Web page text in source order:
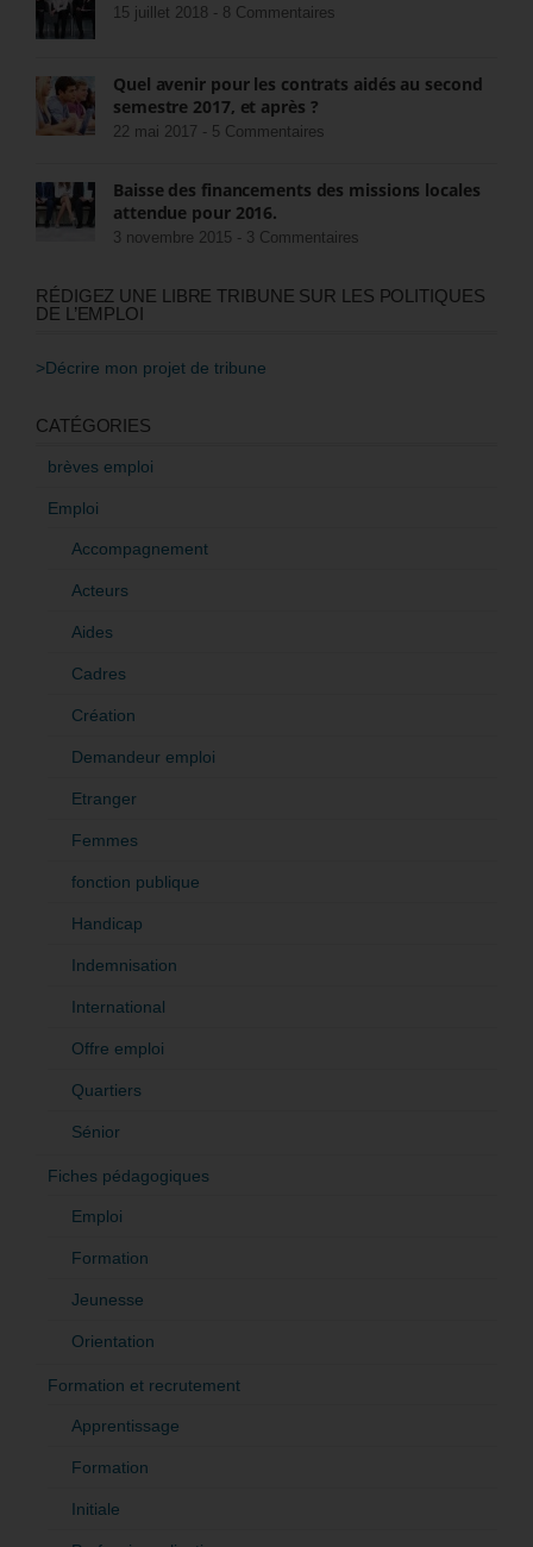
15 juillet 2018 - 8 Commentaires
Quel avenir pour les contrats aidés au second
semestre 2017, et après ?
22 mai 2017 - 5 Commentaires
Baisse des financements des missions locales
attendue pour 2016.
3 novembre 2015 - 3 Commentaires
RÉDIGEZ UNE LIBRE TRIBUNE SUR LES POLITIQUES
DE L’EMPLOI
>Décrire mon projet de tribune
CATÉGORIES
brèves emploi
Emploi
Accompagnement
Acteurs
Aides
Cadres
Création
Demandeur emploi
Etranger
Femmes
fonction publique
Handicap
Indemnisation
International
Offre emploi
Quartiers
Sénior
Fiches pédagogiques
Emploi
Formation
Jeunesse
Orientation
Formation et recrutement
Apprentissage
Formation
Initiale